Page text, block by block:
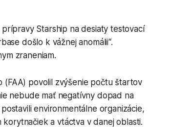
Starship na desiaty testovací
došlo k vážnej anomálii“.
zraneniam.
(FAA) povolil zvýšenie počtu štartov
nebude mať negatívny dopad na
environmentálne organizácie,
a vtáctva v danej oblasti.